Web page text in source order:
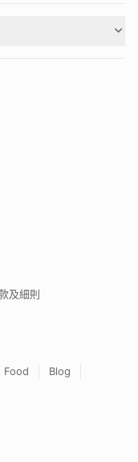
及細則
Food
Blog